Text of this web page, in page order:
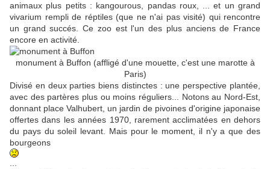
animaux plus petits : kangourous, pandas roux, ... et un grand
vivarium rempli de réptiles (que ne n'ai pas visité) qui rencontre
un grand succés. Ce zoo est l'un des plus anciens de France
encore en activité.
monument à Buffon (affligé d'une mouette, c'est une marotte à
Paris)
Divisé en deux parties biens distinctes : une perspective plantée,
avec des partères plus ou moins réguliers... Notons au Nord-Est,
donnant place Valhubert, un jardin de pivoines d'origine japonaise
offertes dans les années 1970, rarement acclimatées en dehors
du pays du soleil levant. Mais pour le moment, il n'y a que des
bourgeons